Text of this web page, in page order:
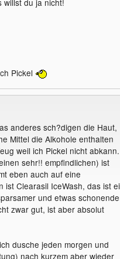
Pickel
anderes sch?digen die Haut,
Mittel die Alkohole enthalten
weil ich Pickel nicht
sehr!! empfindlichen) ist
eben auch auf eine
ist Clearasil IceWash, das ist
und etwas
zwar gut, ist aber absolut
dusche jeden morgen und
nach kurzem aber wieder